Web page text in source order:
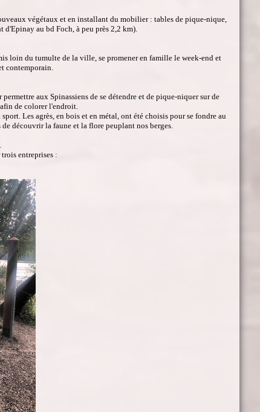
végétaux et en installant du mobilier : tables de pique-nique,
au bd Foch, à peu près 2,2 km).
loin du tumulte de la ville, se promener en famille le week-end et
contemporain.
aux Spinassiens de se détendre et de pique-niquer sur de
de colorer l'endroit.
Les agrès, en bois et en métal, ont été choisis pour se fondre au
découvrir la faune et la flore peuplant nos berges.
entreprises :